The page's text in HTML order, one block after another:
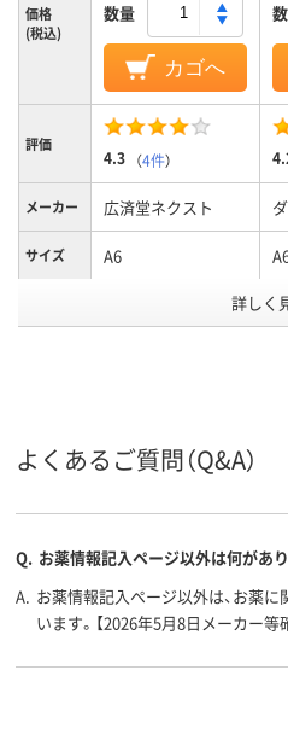
価格
(税込)
数量
カゴへ
評価
4.3 （4件）
メーカー 広済堂ネクスト
サイズ A6
20
詳しく
よくあるご質問（Q&A）
Q. お薬情報記入ページ以外は何があ
A. お薬情報記入ページ以外は、お薬
います。【2026年5月8日メーカー等